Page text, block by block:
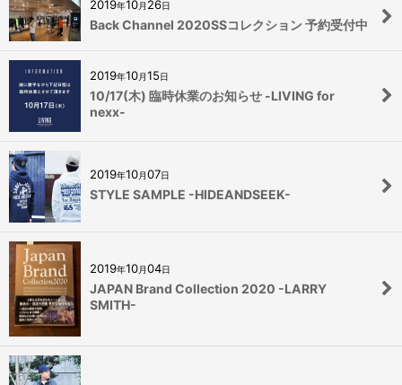
2019年10月 26日
Back Channel 2020SSコレクション 予約受付中
2019年10月15日
10/17(木) 臨時休業のお知らせ -LIVING for
nexx-
2019年10月07日
STYLE SAMPLE -HIDEANDSEEK-
2019年10月04日
JAPAN Brand Collection 2020 -LARRY
SMITH-